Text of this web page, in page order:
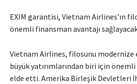
EXIM garantisi, Vietnam Airlines’ın
önemli finansman avantajı
Vietnam Airlines, filosunu modernize
büyük yatırımlarından biri için
elde etti. Amerika Birleşik Devletleri